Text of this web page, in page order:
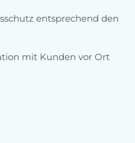
entsprechend den
mit Kunden vor Ort